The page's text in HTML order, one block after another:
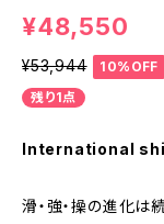
¥48,550
¥53,944
10%OFF
残り1点
International
滑・強・操の進化は続